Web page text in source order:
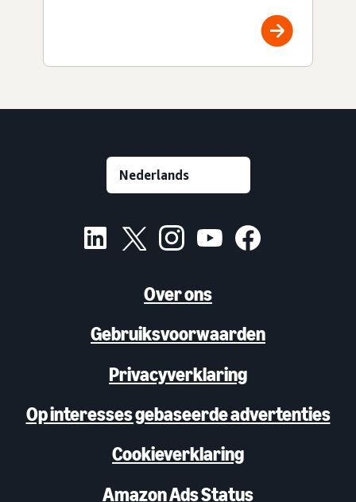
Over ons
Gebruiksvoorwaarden
Privacyverklaring
Op interesses gebaseerde advertenties
Cookieverklaring
Amazon Ads Status